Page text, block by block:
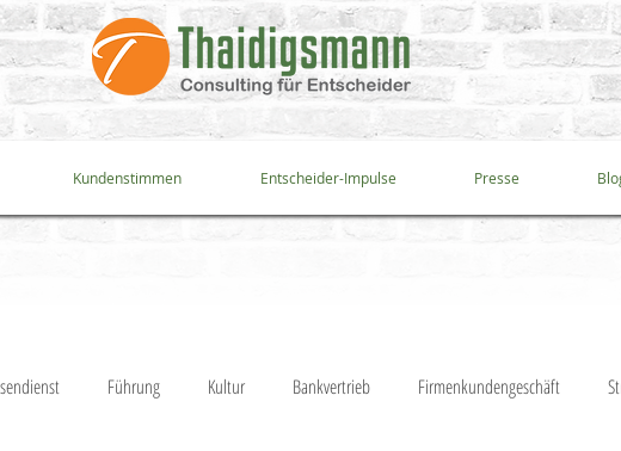
Kundenstimmen Entscheider-Impulse Presse
Führung Kultur Bankvertrieb Firmenkundengeschäft